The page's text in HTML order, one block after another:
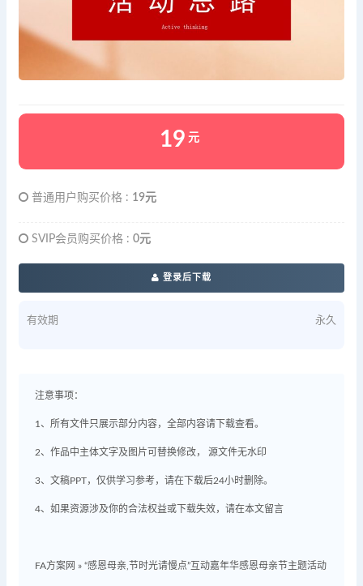
19 元
普通用户购买价格 : 19元
SVIP会员购买价格 : 0元
登录后下载
有效期 永久
注意事项：
1、所有文件只展示部分内容，全部内容请下载查看。
2、作品中主体文字及图片可替换修改， 源文件无水印
3、文稿PPT，仅供学习参考，请在下载后24小时删除。
4、如果资源涉及你的合法权益或下载失效，请在本文留言
FA方案网 » “感恩母亲,节时光请慢点”互动嘉年华感恩母亲节主题活动